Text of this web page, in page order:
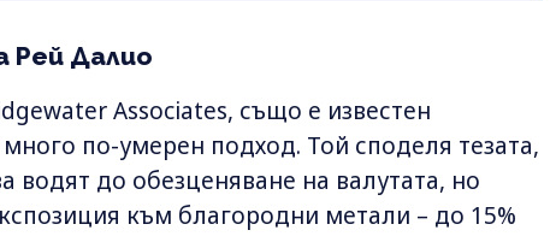
Рей Далио
Associates, също е известен
по-умерен подход. Той споделя тезата,
водят до обезценяване на валутата, но
към благородни метали – до 15%